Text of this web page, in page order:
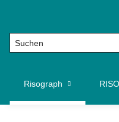
Risograph